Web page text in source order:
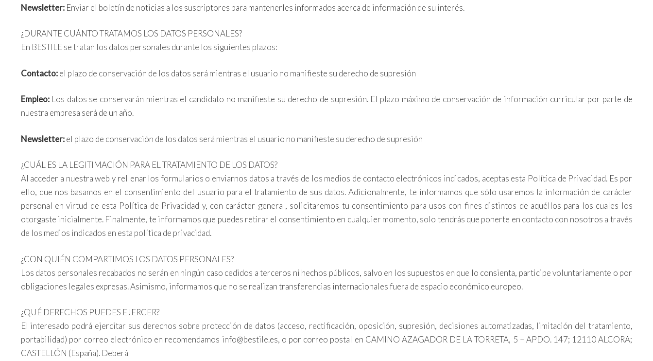
Newsletter:Enviar el boletín de noticias a los suscriptores para mantenerles informados acerca de información de su interés.
¿DURANTE CUÁNTO TRATAMOS LOS DATOS PERSONALES?
En BESTILE se tratan los datos personales durante los siguientes plazos:
Contacto:el plazo de conservación de los datos será mientras el usuario no manifieste su derecho de supresión
Empleo:Los datos se conservarán mientras el candidato no manifieste su derecho de supresión. El plazo máximo de conservación de información curricular por parte de
nuestra empresa será de un año.
Newsletter:el plazo de conservación de los datos será mientras el usuario no manifieste su derecho de supresión
¿CUÁL ES LA LEGITIMACIÓN PARA EL TRATAMIENTO DE LOS DATOS?
Al acceder a nuestra web y rellenar los formularios o enviarnos datos a través de los medios de contacto electrónicos indicados, aceptas esta Política de Privacidad. Es por
ello, que nos basamos en el consentimiento del usuario para el tratamiento de sus datos. Adicionalmente, te informamos que sólo usaremos la información de carácter
personal en virtud de esta Política de Privacidad y, con carácter general, solicitaremos tu consentimiento para usos con fines distintos de aquéllos para los cuales los
otorgaste inicialmente. Finalmente, te informamos que puedes retirar el consentimiento en cualquier momento, solo tendrás que ponerte en contacto con nosotros a través
de los medios indicados en esta política de privacidad.
¿CON QUIÉN COMPARTIMOS LOS DATOS PERSONALES?
Los datos personales recabados no serán en ningún caso cedidos a terceros ni hechos públicos, salvo en los supuestos en que lo consienta, participe voluntariamente o por
obligaciones legales expresas. Asimismo, informamos que no se realizan transferencias internacionales fuera de espacio económico europeo.
¿QUÉ DERECHOS PUEDES EJERCER?
El interesado podrá ejercitar sus derechos sobre protección de datos (acceso, rectificación, oposición, supresión, decisiones automatizadas, limitación del tratamiento,
portabilidad) por correo electrónico en recomendamos info@bestile.es, o por correo postal en CAMINO AZAGADOR DE LA TORRETA, 5 – APDO. 147; 12110 ALCORA;
CASTELLÓN (España). Deberá